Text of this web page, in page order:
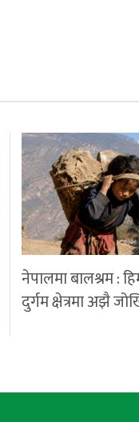
नेपालमा बालश्रम :
दुर्गम क्षेत्रमा अझै